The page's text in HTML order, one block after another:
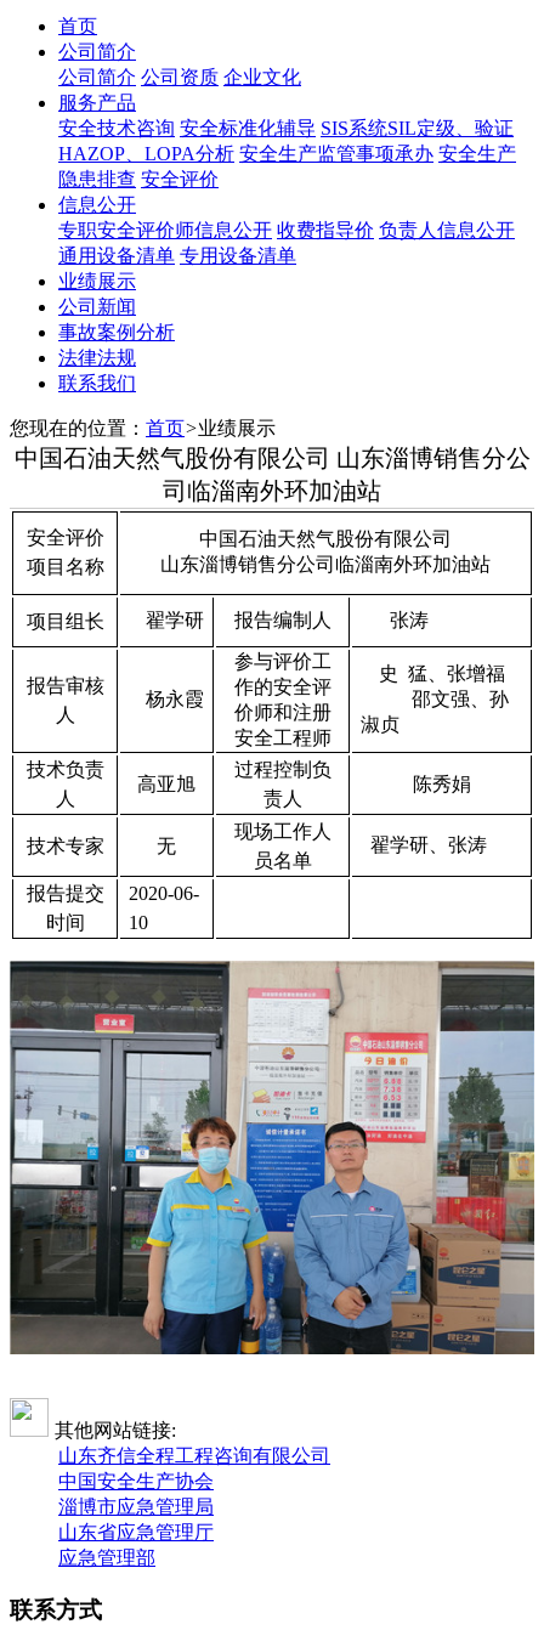
首页
公司简介
公司简介 公司资质 企业文化
服务产品
安全技术咨询 安全标准化辅导 SIS系统SIL定级、验证
HAZOP、LOPA分析 安全生产监管事项承办 安全生产
隐患排查 安全评价
信息公开
专职安全评价师信息公开 收费指导价 负责人信息公开
通用设备清单 专用设备清单
业绩展示
公司新闻
事故案例分析
法律法规
联系我们
您现在的位置： 首页>业绩展示
中国石油天然气股份有限公司 山东淄博销售分公
司临淄南外环加油站
安全评价
项目名称
中国石油天然气股份有限公司
山东淄博销售分公司临淄南外环加油站
项目组长 翟学研 报告编制人 张涛
报告审核
人
杨永霞
参与评价工
作的安全评
价师和注册
安全工程师
史 猛、张增福
邵文强、孙
淑贞
技术负责
人
高亚旭
过程控制负
责人
陈秀娟
技术专家 无
现场工作人
员名单
翟学研、张涛
报告提交
时间
2020-06-
10
其他网站链接:
山东齐信全程工程咨询有限公司
中国安全生产协会
淄博市应急管理局
山东省应急管理厅
应急管理部
联系方式